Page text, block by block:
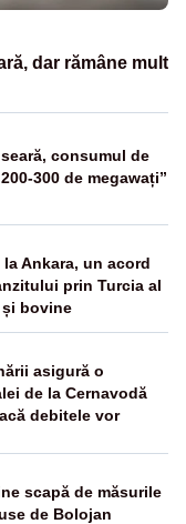
dar rămâne mult
consumul de
300 de megawați”
la Ankara, un acord
prin Turcia al
bovine
asigură o
de la Cernavodă
debitele vor
scapă de măsurile
de Bolojan